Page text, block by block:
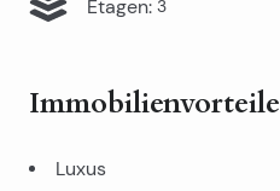
Etagen: 3
Immobilienvorteile
Luxus